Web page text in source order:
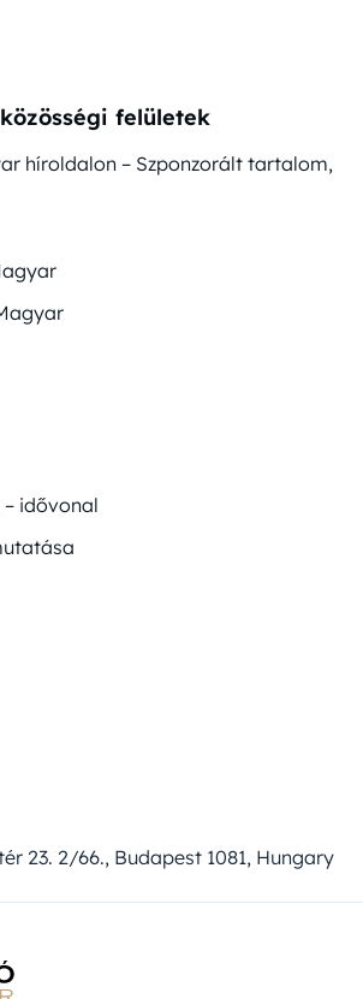
felületek
híroldalon – Szponzorált tartalom,
idővonal
23. 2/66., Budapest 1081, Hungary